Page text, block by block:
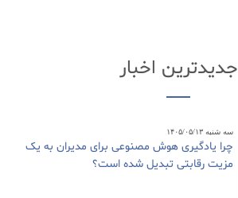
جدیدترین اخبار
سه شنبه ۱۴۰۵/۰۵/۱۳
چرا یادگیری هوش مصنوعی برای مدیران به یک
مزیت رقابتی تبدیل شده است؟